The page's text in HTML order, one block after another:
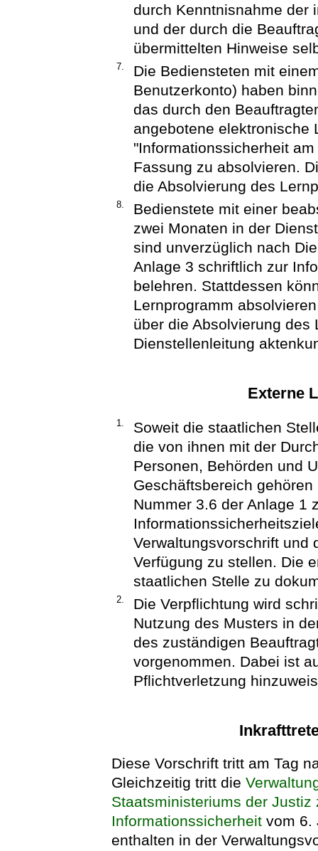
durch Kenntnisnahme der
und der durch die
übermittelten Hinweise
7.
Die Bediensteten mit
Benutzerkonto) haben
das durch den
angebotene elektronische
"Informationssicherheit
Fassung zu absolvieren.
die Absolvierung des
8.
Bedienstete mit einer
zwei Monaten in der
sind unverzüglich nach
Anlage 3 schriftlich zur
belehren. Stattdessen
Lernprogramm
über die Absolvierung des
Dienstellenleitung
Externe
1.
Soweit die staatlichen
die von ihnen mit der
Personen, Behörden und
Geschäftsbereich
Nummer 3.6 der Anlage 1
Verwaltungsvorschrift und
Verfügung zu stellen. Die
staatlichen Stelle zu
2.
Die Verpflichtung wird
Nutzung des Musters in
des zuständigen
vorgenommen. Dabei ist
Pflichtverletzung
Diese Vorschrift tritt am Tag
Gleichzeitig tritt die
Staatsministeriums der Justiz
Informationssicherheit vom 6.
enthalten in der